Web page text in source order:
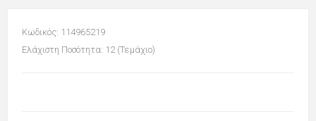
Κωδικός: 114965219
Ελάχιστη Ποσότητα: 12 (Τεμάχιο)